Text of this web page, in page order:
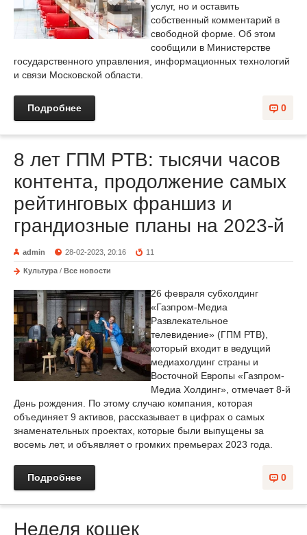
услуг, но и оставить
собственный комментарий в
свободной форме. Об этом
сообщили в Министерстве
государственного управления, информационных технологий
и связи Московской области.
0
Подробнее
8 лет ГПМ РТВ: тысячи часов
контента, продолжение самых
рейтинговых франшиз и
грандиозные планы на 2023-й
admin 28-02-2023, 20:16 11
Культура / Все новости
26 февраля субхолдинг
«Газпром-Медиа
Развлекательное
телевидение» (ГПМ РТВ),
который входит в ведущий
медиахолдинг страны и
Восточной Европы «Газпром-
Медиа Холдинг», отмечает 8-й
День рождения. По этому случаю компания, которая
объединяет 9 активов, рассказывает в цифрах о самых
знаменательных проектах, которые были выпущены за
восемь лет, и объявляет о громких премьерах 2023 года.
0
Подробнее
Неделя кошек